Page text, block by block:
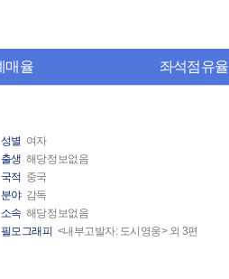
매율 좌석점유율
성별 여자
출생 해당정보없음
국적 중국
분야 감독
소속 해당정보없음
필모그래피 <내부고발자: 도시영웅> 외 3편